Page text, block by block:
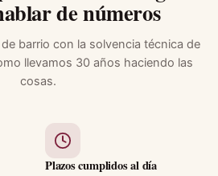
de números
barrio con la solvencia técnica de
llevamos 30 años haciendo las
cosas.
Plazos cumplidos al día